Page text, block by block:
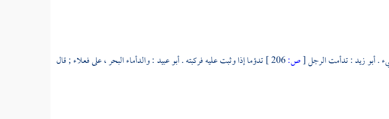
.أبو زيد: تدأمت الرجل[ص:206 ] تدؤما إذا وثبت عليه فركبته .أبو عبيد: والدأماء البحر ، على فعلاء ; قال